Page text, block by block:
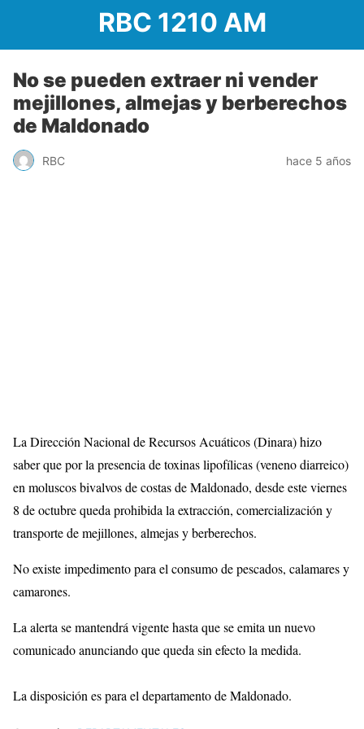
RBC 1210 AM
No se pueden extraer ni vender
mejillones, almejas y berberechos
de Maldonado
RBC hace 5 años
La Dirección Nacional de Recursos Acuáticos (Dinara) hizo
saber que por la presencia de toxinas lipofílicas (veneno diarreico)
en moluscos bivalvos de costas de Maldonado, desde este viernes
8 de octubre queda prohibida la extracción, comercialización y
transporte de mejillones, almejas y berberechos.
No existe impedimento para el consumo de pescados, calamares y
camarones.
La alerta se mantendrá vigente hasta que se emita un nuevo
comunicado anunciando que queda sin efecto la medida.
La disposición es para el departamento de Maldonado.